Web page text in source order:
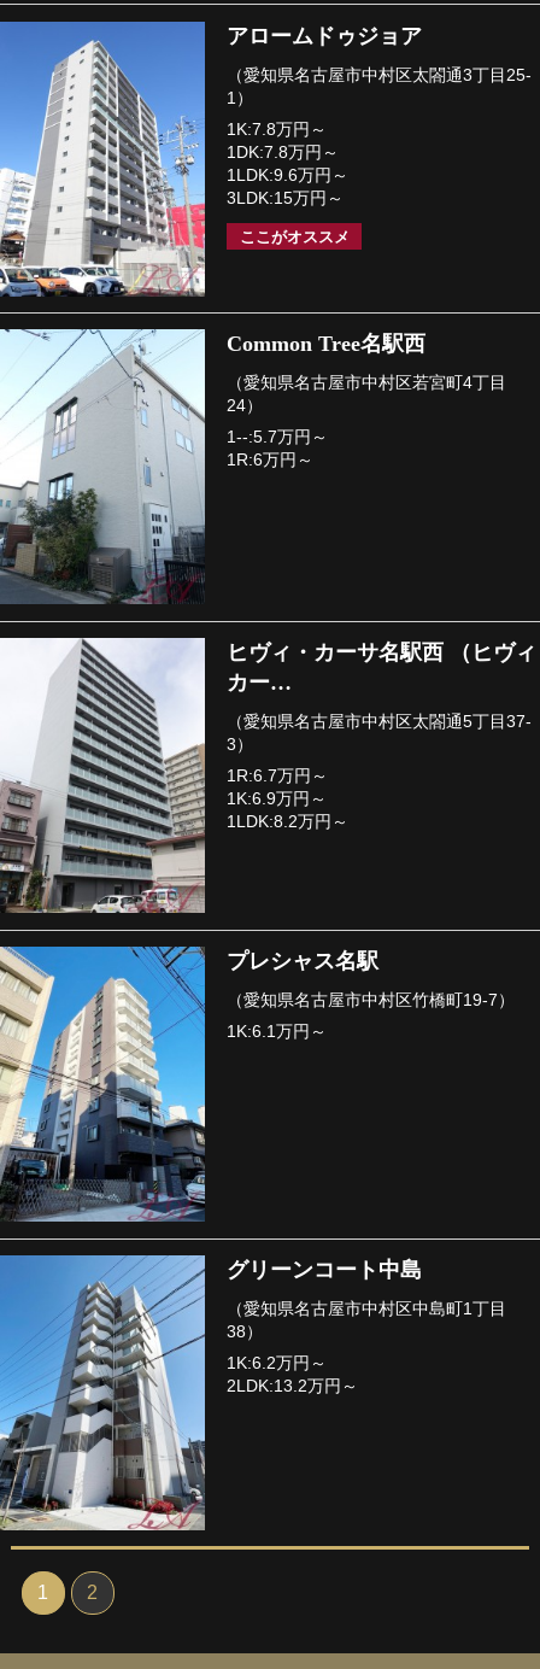
アロームドゥジョア
（愛知県名古屋市中村区太閤通3丁目25-
1）
1K:7.8万円～
1DK:7.8万円～
1LDK:9.6万円～
3LDK:15万円～
ここがオススメ
Common Tree名駅西
（愛知県名古屋市中村区若宮町4丁目
24）
1--:5.7万円～
1R:6万円～
ヒヴィ・カーサ名駅西 （ヒヴィ
カー…
（愛知県名古屋市中村区太閤通5丁目37-
3）
1R:6.7万円～
1K:6.9万円～
1LDK:8.2万円～
プレシャス名駅
（愛知県名古屋市中村区竹橋町19-7）
1K:6.1万円～
グリーンコート中島
（愛知県名古屋市中村区中島町1丁目
38）
1K:6.2万円～
2LDK:13.2万円～
1 2